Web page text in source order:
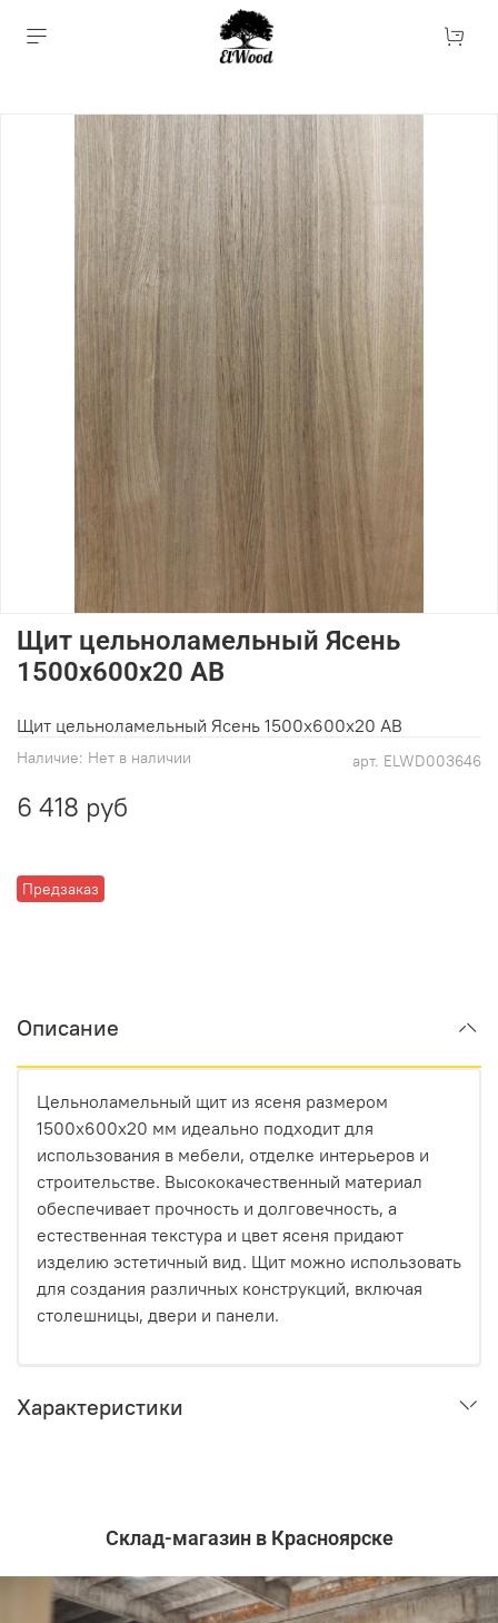
арт. ELWD003646
Наличие: Нет в наличии
Предзаказ
Щит цельноламельный Ясень
1500x600x20 АВ
6 418 руб
Щит цельноламельный Ясень 1500x600x20 АВ
Описание
Цельноламельный щит из ясеня размером
1500x600x20 мм идеально подходит для
использования в мебели, отделке интерьеров и
строительстве. Высококачественный материал
обеспечивает прочность и долговечность, а
естественная текстура и цвет ясеня придают
изделию эстетичный вид. Щит можно использовать
для создания различных конструкций, включая
столешницы, двери и панели.
Характеристики
Склад-магазин в Красноярске